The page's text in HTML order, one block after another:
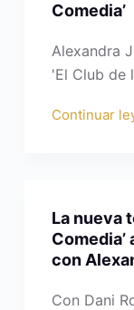
Comedia’
Alexandra
'El Club de
Continuar
La nueva
con
Con Dani